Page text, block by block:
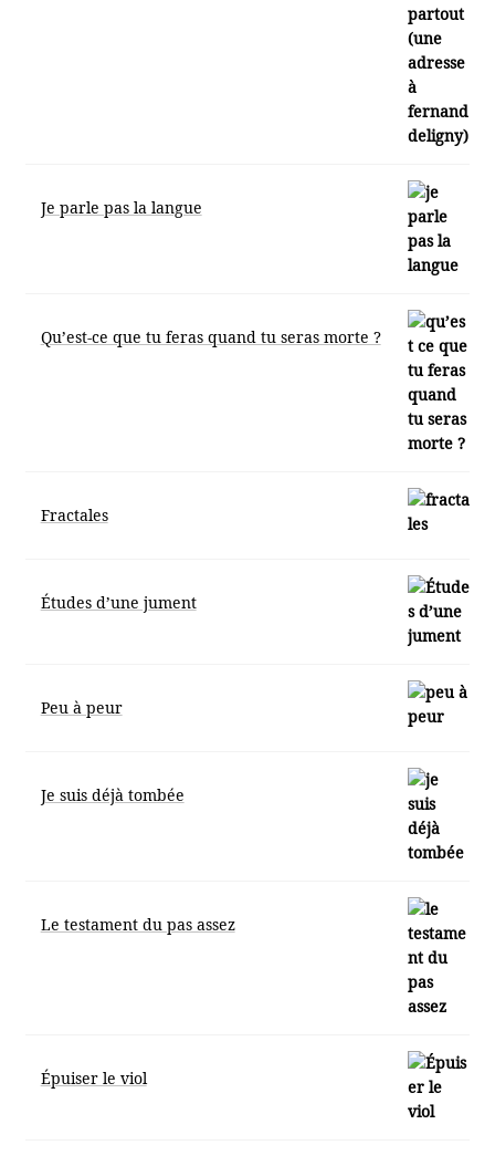
Je parle pas la langue
Qu’est-ce que tu feras quand tu seras morte ?
Fractales
Études d’une jument
Peu à peur
Je suis déjà tombée
Le testament du pas assez
Épuiser le viol